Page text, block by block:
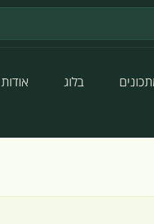
בלוג אודות